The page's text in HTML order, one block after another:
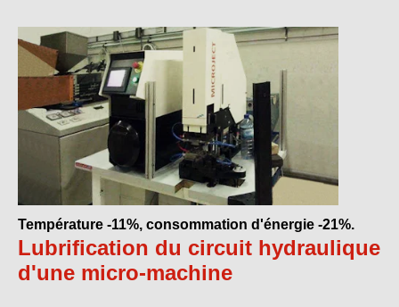
Température -11%, consommation d'énergie -21%.
Lubrification du circuit hydraulique
d'une micro-machine